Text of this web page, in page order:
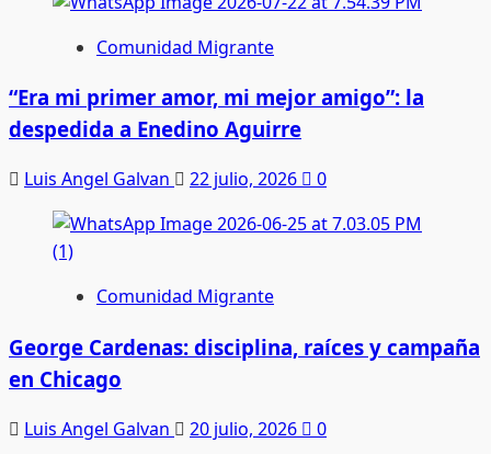
Comunidad Migrante
“Era mi primer amor, mi mejor amigo”: la
despedida a Enedino Aguirre
Luis Angel Galvan 22 julio, 2026 0
Comunidad Migrante
George Cardenas: disciplina, raíces y campaña
en Chicago
Luis Angel Galvan 20 julio, 2026
0